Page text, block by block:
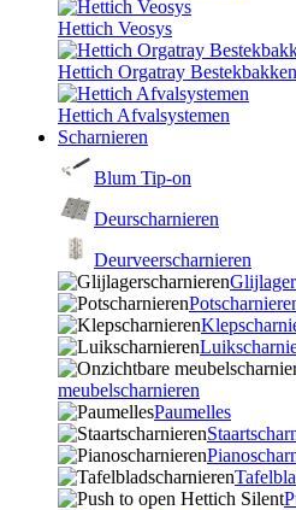
Hettich Veosys
Hettich Orgatray Bestekbakken
Hettich Afvalsystemen
Scharnieren
Blum Tip-on
Deurscharnieren
Deurveerscharnieren
meubelscharnieren
Paumelles